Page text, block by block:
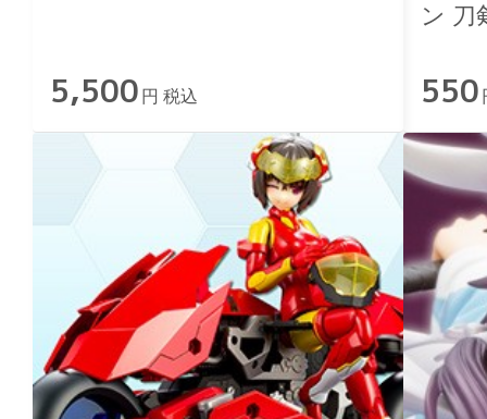
5,500 円 税込
ン 刀
550